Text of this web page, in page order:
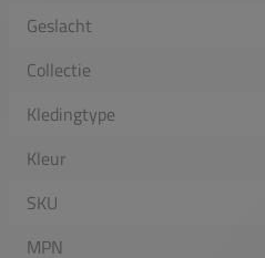
Geslacht
Collectie
Kledingtype
Kleur
SKU
MPN